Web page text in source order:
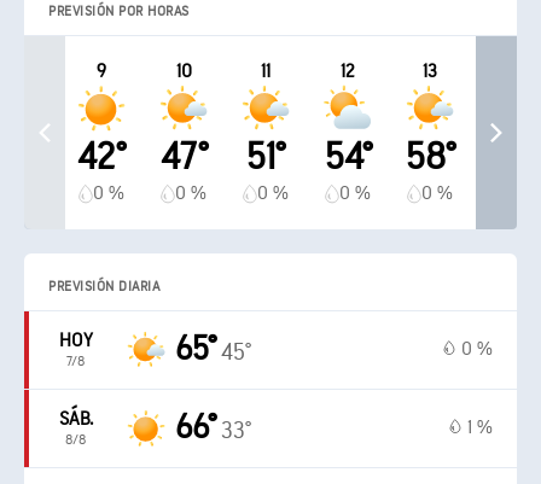
PREVISIÓN POR HORAS
9
42°
0 %
10
47°
0 %
11
51°
0 %
12
54°
0 %
13
58°
0 %
PREVISIÓN DIARIA
HOY
7/8 65°45° 0 %
SÁB.
8/8 66° 33° 1 %